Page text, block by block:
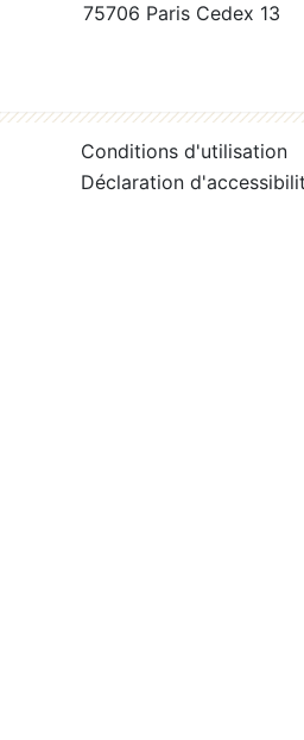
75706 Paris Cedex 13
Conditions d'utilisation
Déclaration